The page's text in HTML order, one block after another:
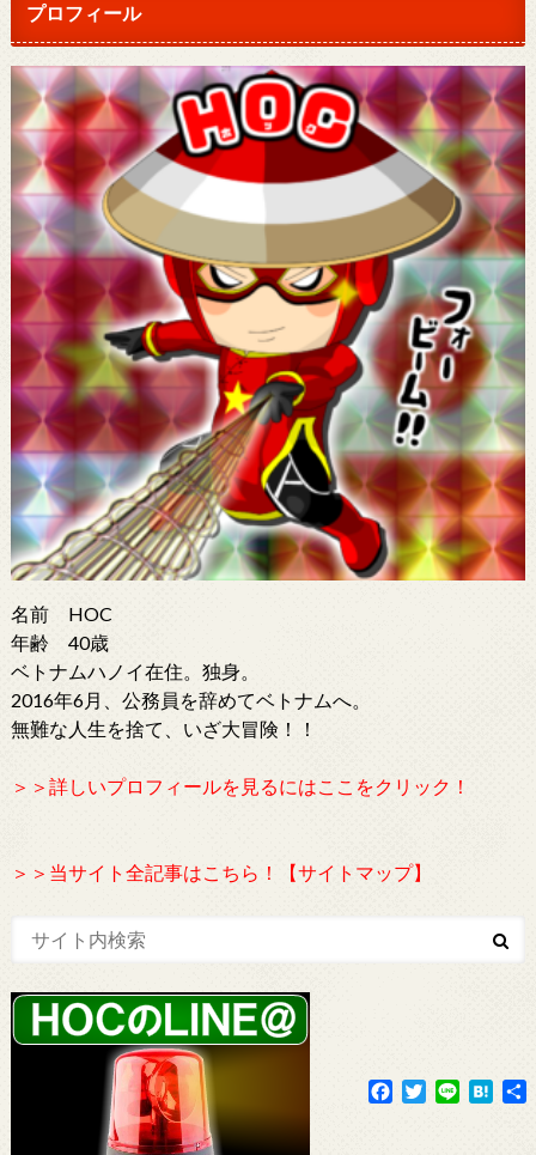
プロフィール
名前 HOC
年齢 40歳
ベトナムハノイ在住。独身。
2016年6月、公務員を辞めてベトナムへ。
無難な人生を捨て、いざ大冒険！！
＞＞詳しいプロフィールを見るにはここをクリック！
＞＞当サイト全記事はこちら！【サイトマップ】
F
T
w
H